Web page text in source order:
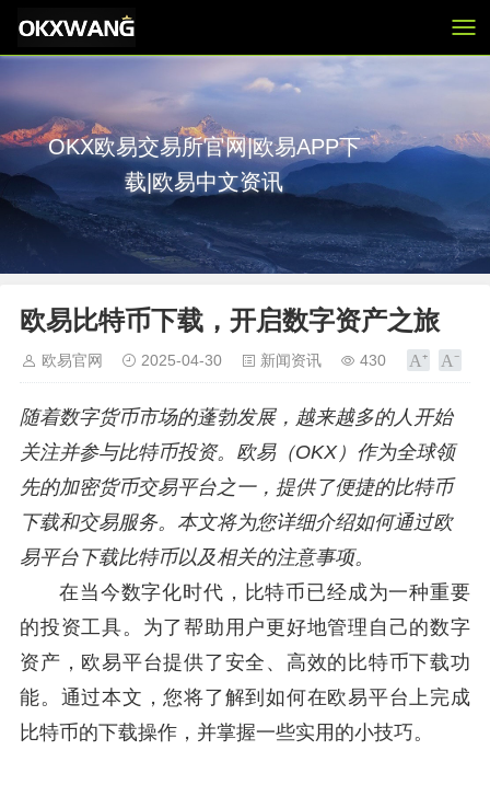
OKX欧易交易所官网|欧易APP下
载|欧易中文资讯
欧易比特币下载，开启数字资产之旅
欧易官网 2025-04-30 新闻资讯 430
随着数字货币市场的蓬勃发展，越来越多的人开始
关注并参与比特币投资。欧易（OKX）作为全球领
先的加密货币交易平台之一，提供了便捷的比特币
下载和交易服务。本文将为您详细介绍如何通过欧
易平台下载比特币以及相关的注意事项。
在当今数字化时代，比特币已经成为一种重要
的投资工具。为了帮助用户更好地管理自己的数字
资产，欧易平台提供了安全、高效的比特币下载功
能。通过本文，您将了解到如何在欧易平台上完成
比特币的下载操作，并掌握一些实用的小技巧。